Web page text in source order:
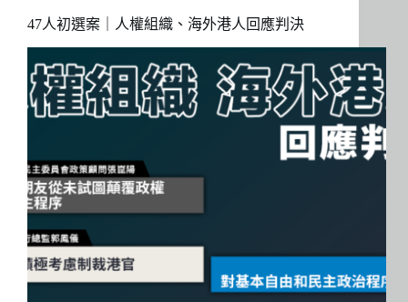
47人初選案｜人權組織、海外港人回應判決